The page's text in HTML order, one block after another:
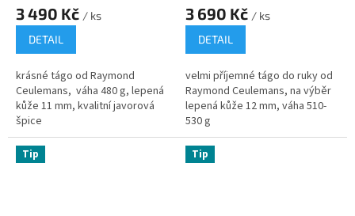
3 490 Kč / ks
DETAIL
krásné tágo od Raymond
Ceulemans, váha 480 g, lepená
kůže 11 mm, kvalitní javorová
špice
3 690 Kč / ks
DETAIL
velmi příjemné tágo do ruky od
Raymond Ceulemans, na výběr
lepená kůže 12 mm, váha 510-
530 g
Tip Tip